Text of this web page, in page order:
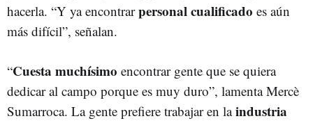
hacerla. “Y ya encontrarpersonal cualificado es aún
más difícil”, señalan.
“Cuesta muchísimo encontrar gente que se quiera
dedicar al campo porque es muy duro”, lamenta Mercè
Sumarroca. La gente prefiere trabajar en laindustria